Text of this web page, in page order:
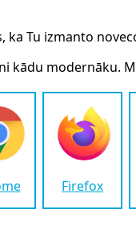
ka Tu izmanto
kādu modernāku.
Firefox